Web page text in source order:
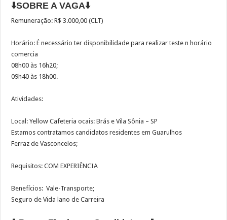
⬇️SOBRE A VAGA⬇️
Remuneração: R$ 3.000,00 (CLT)
Horário: É necessário ter disponibilidade para realizar teste n horário
comercia
08h00 às 16h20;
09h40 às 18h00.
Atividades:
Local: Yellow Cafeteria ocais: Brás e Vila Sônia – SP
Estamos contratamos candidatos residentes em Guarulhos
Ferraz de Vasconcelos;
Requisitos: COM EXPERIÊNCIA
Benefícios: Vale-Transporte;
Seguro de Vida lano de Carreira